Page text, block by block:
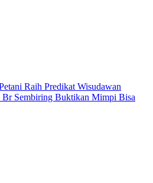
Raih Predikat Wisudawan
Sembiring Buktikan Mimpi Bisa